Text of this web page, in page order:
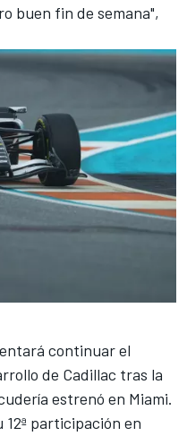
buen fin de semana",
continuar el
de Cadillac tras la
estrenó en Miami.
12ª participación en